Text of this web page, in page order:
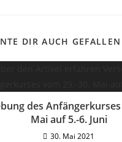
DIR AUCH GEFALLEN
des
Mai auf 5.-6. Juni
30. Mai 2021